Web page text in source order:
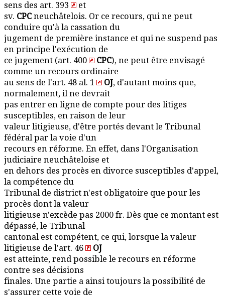
sens des art. 393
et
sv. CPCneuchâtelois. Or ce recours, qui ne peut
conduire qu'à la cassation du
jugement de première instance et qui ne suspend pas
en principe l'exécution de
ce jugement (art. 400
CPC), ne peut être envisagé
comme un recours ordinaire
au sens de l'art. 48 al. 1
OJ, d'autant moins que,
normalement, il ne devrait
pas entrer en ligne de compte pour des litiges
susceptibles, en raison de leur
valeur litigieuse, d'être portés devant le Tribunal
fédéral par la voie d'un
recours en réforme. En effet, dans l'Organisation
judiciaire neuchâteloise et
en dehors des procès en divorce susceptibles d'appel,
la compétence du
Tribunal de district n'est obligatoire que pour les
procès dont la valeur
litigieuse n'excède pas 2000 fr. Dès que ce montant est
dépassé, le Tribunal
cantonal est compétent, ce qui, lorsque la valeur
litigieuse de l'art. 46
OJ
est atteinte, rend possible le recours en réforme
contre ses décisions
finales. Une partie a ainsi toujours la possibilité de
s'assurer cette voie de